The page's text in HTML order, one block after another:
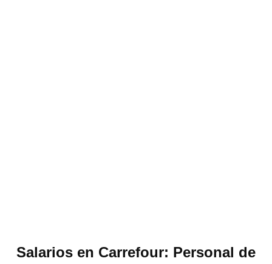
Salarios en Carrefour: Personal de